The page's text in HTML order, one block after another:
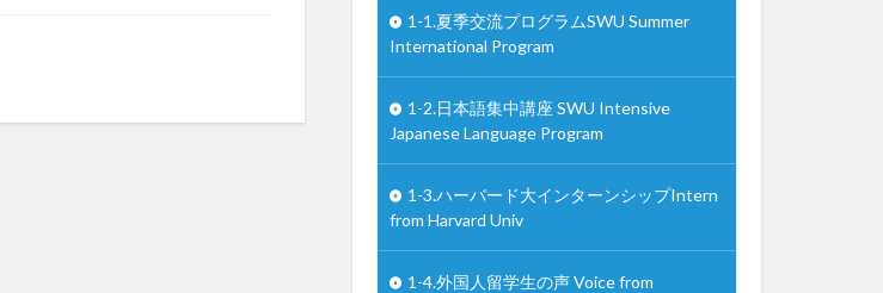
1-1.夏季交流プログラムSWU Summer
International Program
1-2.日本語集中講座 SWU Intensive
Japanese Language Program
1-3.ハーバード大インターンシップIntern
from Harvard Univ
1-4.外国人留学生の声 Voice from